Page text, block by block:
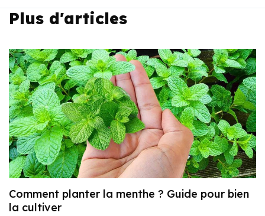
Plus d'articles
Comment planter la menthe ? Guide pour bien
la cultiver